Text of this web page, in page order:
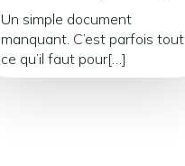
Un simple document
manquant. C’est parfois tout
ce qu’il faut pour[…]